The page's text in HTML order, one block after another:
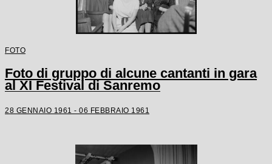
FOTO
Foto di gruppo di alcune cantanti in gara
al XI Festival di Sanremo
28 GENNAIO 1961 - 06 FEBBRAIO 1961